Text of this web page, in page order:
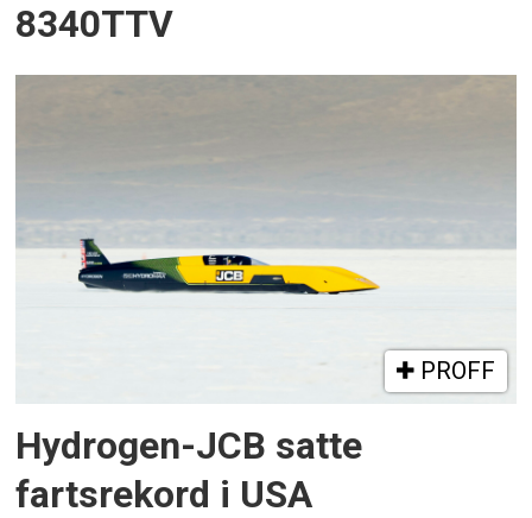
8340TTV
PROFF
Hydrogen-JCB satte
fartsrekord i USA